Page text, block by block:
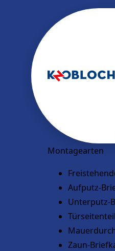
Montagearten
Aufputz-
Unterputz-
Zaun-